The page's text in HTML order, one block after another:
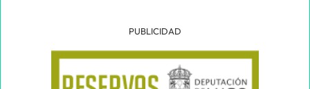
PUBLICIDAD